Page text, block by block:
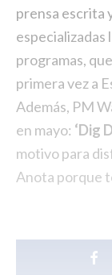
prensa escrita
especializadas
programas,
primera vez a
Además, PM
en mayo: ‘Dig
motivo para
Anota porque